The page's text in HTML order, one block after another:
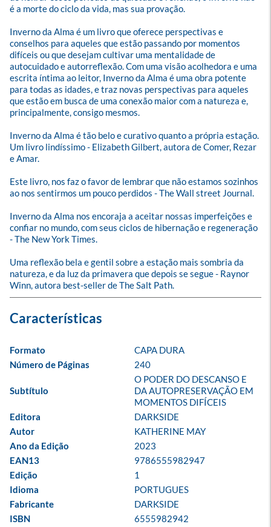
é a morte do ciclo da vida, mas sua provação.
Inverno da Alma é um livro que oferece perspectivas e
conselhos para aqueles que estão passando por momentos
difíceis ou que desejam cultivar uma mentalidade de
autocuidado e autorreflexão. Com uma visão acolhedora e uma
escrita íntima ao leitor, Inverno da Alma é uma obra potente
para todas as idades, e traz novas perspectivas para aqueles
que estão em busca de uma conexão maior com a natureza e,
principalmente, consigo mesmos.
Inverno da Alma é tão belo e curativo quanto a própria estação.
Um livro lindíssimo - Elizabeth Gilbert, autora de Comer, Rezar
e Amar.
Este livro, nos faz o favor de lembrar que não estamos sozinhos
ao nos sentirmos um pouco perdidos - The Wall street Journal.
Inverno da Alma nos encoraja a aceitar nossas imperfeições e
confiar no mundo, com seus ciclos de hibernação e regeneração
- The New York Times.
Uma reflexão bela e gentil sobre a estação mais sombria da
natureza, e da luz da primavera que depois se segue - Raynor
Winn, autora best-seller de The Salt Path.
Formato
CAPA DURA
Número de Páginas
240
Subtítulo
O PODER DO DESCANSO E
DA AUTOPRESERVAÇÃO EM
MOMENTOS DIFÍCEIS
Editora
DARKSIDE
Autor
KATHERINE MAY
Ano da Edição
2023
EAN13
9786555982947
Edição
1
Idioma
PORTUGUES
Fabricante
DARKSIDE
ISBN
6555982942